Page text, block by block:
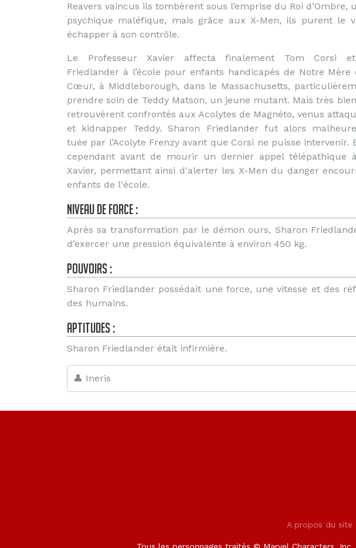
Reavers vaincus ils tombèrent sous l’emprise du Roi d’Ombre,
psychique maléfique, mais grâce aux X-Men, ils purent le
échapper à son contrôle.
Le Professeur Xavier affecta finalement Tom Corsi
Friedlander à l’école pour enfants handicapés de Notre Mère
Cœur, à Middleborough, dans le Massachusetts,
prendre soin de Teddy Matson, un jeune mutant. Mais très
retrouvèrent confrontés aux Acolytes de Magnéto, venus
et kidnapper Teddy. Sharon Friedlander fut alors
tuée par l’Acolyte Frenzy avant que Corsi ne puisse intervenir.
cependant avant de mourir un dernier appel télépathique
Xavier, permettant ainsi d'alerter les X-Men du danger
enfants de l'école.
Niveau de force :
Après sa transformation par le démon ours, Sharon
d’exercer une pression équivalente à environ 450 kg.
Pouvoirs :
Sharon Friedlander possédait une force, une vitesse et des
des humains.
Aptitudes :
Sharon Friedlander était infirmière.
👤 Ineris
A propos du site